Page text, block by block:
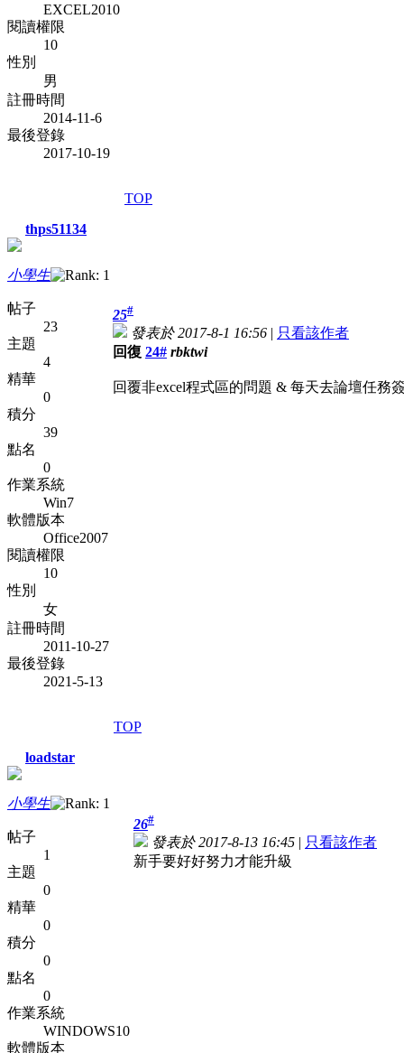
EXCEL2010
閱讀權限
10
性別
男
註冊時間
2014-11-6
最後登錄
2017-10-19
TOP
thps51134
小學生
帖子
23
主題
4
精華
0
積分
39
點名
0
作業系統
Win7
軟體版本
Office2007
閱讀權限
10
性別
女
註冊時間
2011-10-27
最後登錄
2021-5-13
25#
發表於 2017-8-1 16:56 | 只看該作者
回復 24# rbktwi
回覆非excel程式區的問題 & 每天去論壇任務簽
TOP
loadstar
小學生
帖子
1
主題
0
精華
0
積分
0
點名
0
作業系統
WINDOWS10
軟體版本
26#
發表於 2017-8-13 16:45 | 只看該作者
新手要好好努力才能升級